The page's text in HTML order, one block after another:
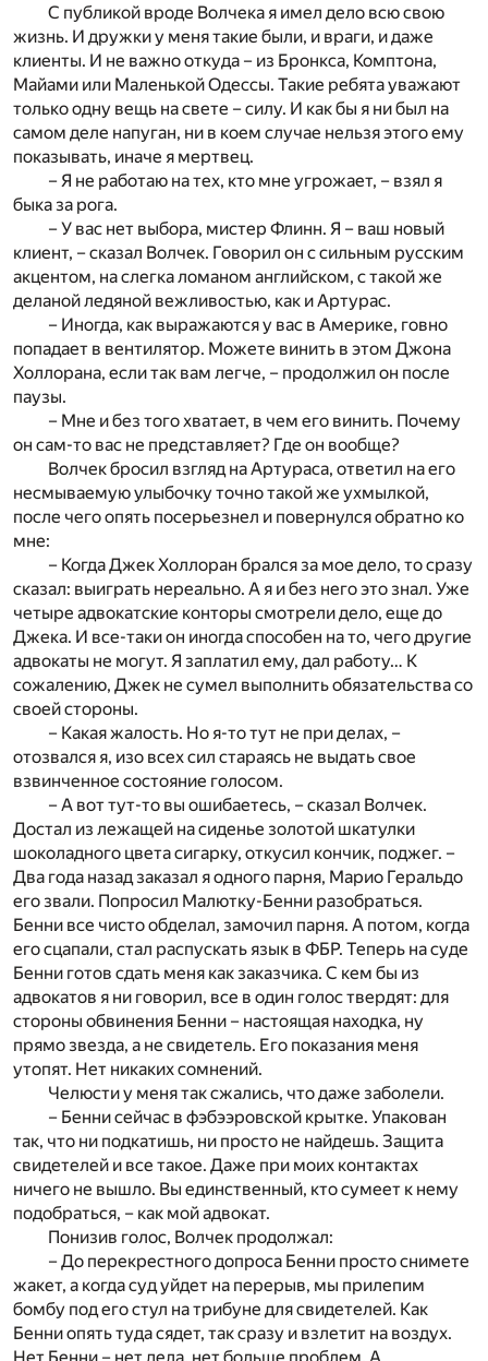
С публикой вроде Волчека я имел дело всю свою
жизнь. И дружки у меня такие были, и враги, и даже
клиенты. И не важно откуда – из Бронкса, Комптона,
Майами или Маленькой Одессы. Такие ребята уважают
только одну вещь на свете – силу. И как бы я ни был на
самом деле напуган, ни в коем случае нельзя этого ему
показывать, иначе я мертвец.
– Я не работаю на тех, кто мне угрожает, – взял я
быка за рога.
– У вас нет выбора, мистер Флинн. Я – ваш новый
клиент, – сказал Волчек. Говорил он с сильным русским
акцентом, на слегка ломаном английском, с такой же
деланой ледяной вежливостью, как и Артурас.
– Иногда, как выражаются у вас в Америке, говно
попадает в вентилятор. Можете винить в этом Джона
Холлорана, если так вам легче, – продолжил он после
паузы.
– Мне и без того хватает, в чем его винить. Почему
он сам-то вас не представляет? Где он вообще?
Волчек бросил взгляд на Артураса, ответил на его
несмываемую улыбочку точно такой же ухмылкой,
после чего опять посерьезнел и повернулся обратно ко
мне:
– Когда Джек Холлоран брался за мое дело, то сразу
сказал: выиграть нереально. А я и без него это знал. Уже
четыре адвокатские конторы смотрели дело, еще до
Джека. И все-таки он иногда способен на то, чего другие
адвокаты не могут. Я заплатил ему, дал работу… К
сожалению, Джек не сумел выполнить обязательства со
своей стороны.
– Какая жалость. Но я-то тут не при делах, –
отозвался я, изо всех сил стараясь не выдать свое
взвинченное состояние голосом.
– А вот тут-то вы ошибаетесь, – сказал Волчек.
Достал из лежащей на сиденье золотой шкатулки
шоколадного цвета сигарку, откусил кончик, поджег. –
Два года назад заказал я одного парня, Марио Геральдо
его звали. Попросил Малютку-Бенни разобраться.
Бенни все чисто обделал, замочил парня. А потом, когда
его сцапали, стал распускать язык в ФБР. Теперь на суде
Бенни готов сдать меня как заказчика. С кем бы из
адвокатов я ни говорил, все в один голос твердят: для
стороны обвинения Бенни – настоящая находка, ну
прямо звезда, а не свидетель. Его показания меня
утопят. Нет никаких сомнений.
Челюсти у меня так сжались, что даже заболели.
– Бенни сейчас в фэбээровской крытке. Упакован
так, что ни подкатишь, ни просто не найдешь. Защита
свидетелей и все такое. Даже при моих контактах
ничего не вышло. Вы единственный, кто сумеет к нему
подобраться, – как мой адвокат.
Понизив голос, Волчек продолжал:
– До перекрестного допроса Бенни просто снимете
жакет, а когда суд уйдет на перерыв, мы прилепим
бомбу под его стул на трибуне для свидетелей. Как
Бенни опять туда сядет, так сразу и взлетит на воздух.